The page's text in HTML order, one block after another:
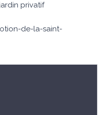
privatif
de-la-saint-